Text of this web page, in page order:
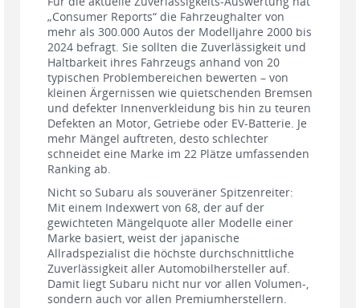
„Consumer Reports“ die Fahrzeughalter von
mehr als 300.000 Autos der Modelljahre 2000 bis
2024 befragt. Sie sollten die Zuverlässigkeit und
Haltbarkeit ihres Fahrzeugs anhand von 20
typischen Problembereichen bewerten – von
kleinen Ärgernissen wie quietschenden Bremsen
und defekter Innenverkleidung bis hin zu teuren
Defekten an Motor, Getriebe oder EV-Batterie. Je
mehr Mängel auftreten, desto schlechter
schneidet eine Marke im 22 Plätze umfassenden
Ranking ab.
Nicht so Subaru als souveräner Spitzenreiter:
Mit einem Indexwert von 68, der auf der
gewichteten Mängelquote aller Modelle einer
Marke basiert, weist der japanische
Allradspezialist die höchste durchschnittliche
Zuverlässigkeit aller Automobilhersteller auf.
Damit liegt Subaru nicht nur vor allen Volumen-,
sondern auch vor allen Premiumherstellern.